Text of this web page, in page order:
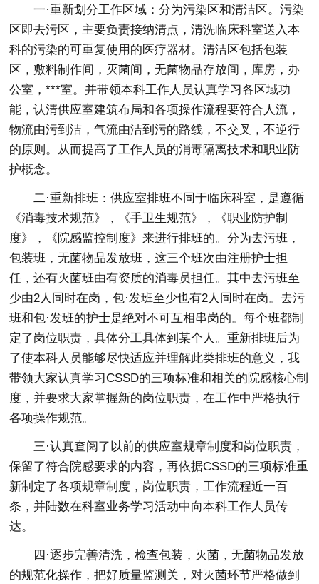
一·重新划分工作区域：分为污染区和清洁区。污染
区即去污区，主要负责接纳清点，清洗临床科室送入本
科的污染的可重复使用的医疗器材。清洁区包括包装
区，敷料制作间，灭菌间，无菌物品存放间，库房，办
公室，***室。并带领本科工作人员认真学习各区域功
能，认清供应室建筑布局和各项操作流程要符合人流，
物流由污到洁，气流由洁到污的路线，不交叉，不逆行
的原则。从而提高了工作人员的消毒隔离技术和职业防
护概念。
二·重新排班：供应室排班不同于临床科室，是遵循
《消毒技术规范》，《手卫生规范》，《职业防护制
度》，《院感监控制度》来进行排班的。分为去污班，
包装班，无菌物品发放班，这三个班次由注册护士担
任，还有灭菌班由有资质的消毒员担任。其中去污班至
少由2人同时在岗，包·发班至少也有2人同时在岗。去污
班和包·发班的护士是绝对不可互相串岗的。每个班都制
定了岗位职责，具体分工具体到某个人。重新排班后为
了使本科人员能够尽快适应并理解此类排班的意义，我
带领大家认真学习CSSD的三项标准和相关的院感核心制
度，并要求大家掌握新的岗位职责，在工作中严格执行
各项操作规范。
三·认真查阅了以前的供应室规章制度和岗位职责，
保留了符合院感要求的内容，再依据CSSD的三项标准重
新制定了各项规章制度，岗位职责，工作流程近一百
条，并陆数在科室业务学习活动中向本科工作人员传
达。
四·逐步完善清洗，检查包装，灭菌，无菌物品发放
的规范化操作，把好质量监测关，对灭菌环节严格做到